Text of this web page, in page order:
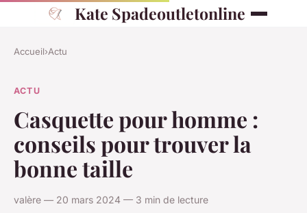
Kate Spadeoutletonline
Accueil›Actu
ACTU
Casquette pour homme :
conseils pour trouver la
bonne taille
valère — 20 mars 2024 — 3 min de lecture